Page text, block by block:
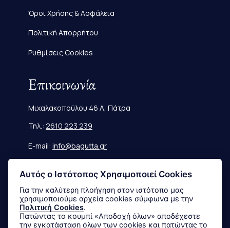
Όροι Χρήσης & Ασφάλεια
Πολιτική Απορρήτου
Ρυθμίσεις Cookies
Επικοινωνία
Μιχαλακοπούλου 46 Α, Πάτρα
Τηλ.: 2610 223 239
E-mail: info@bagutta.gr
Πληροφορίες
Μεγεθολόγιο
Αποστολές & Επιστροφές
Αυτός ο Ιστότοπος Χρησιμοποιεί Cookies
Για την καλύτερη πλοήγηση στον ιστότοπο μας
χρησιμοποιούμε αρχεία cookies σύμφωνα με την
Πολιτική Cookies.
Πατώντας το κουμπί «Αποδοχή όλων» αποδέχεστε
την εγκατάσταση όλων των cookies και πατώντας το